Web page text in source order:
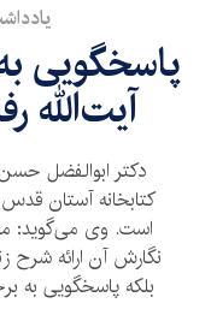
پاسخگویی
آیت‌الله
دکتر ابوالفضل
کتابخانه آستان
است. وی می‌گوید:
نگارش آن ارائه شرح
بلکه پاسخگویی به